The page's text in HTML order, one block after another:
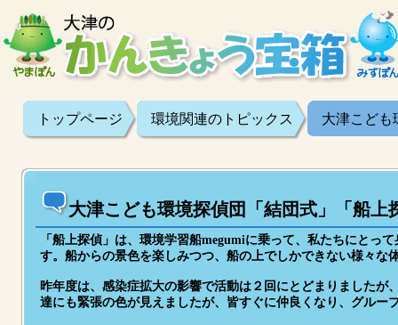
トップページ 環境関連のトピックス 大津こども
大津こども環境探偵団「結団式」「船上
「船上探偵」は、環境学習船megumiに乗って、私たちにとっ
す。船からの景色を楽しみつつ、船の上でしかできない様々な
昨年度は、感染症拡大の影響で活動は２回にとどまりました
達にも緊張の色が見えましたが、皆すぐに仲良くなり、グルー